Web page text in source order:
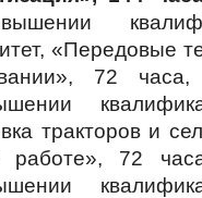
«Передовые
72
тракторов и
72